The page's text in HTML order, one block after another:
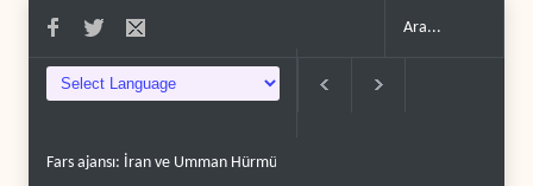
Fars ajansı: İran ve Umman Hürmüz Boğazı için geçiş..